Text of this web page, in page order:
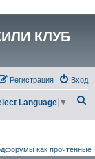
КЛУБ
Вход
Регистрация
с
Language ▼
как прочтённые